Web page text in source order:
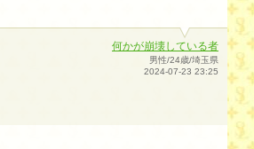
何かが崩壊している者
男性/24歳/埼玉県
2024-07-23 23:25